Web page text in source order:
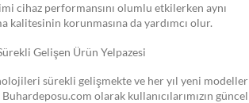
cihaz performansını olumlu etkilerken aynı
kalitesinin korunmasına da yardımcı olur.
Gelişen Ürün Yelpazesi
sürekli gelişmekte ve her yıl yeni modeller
Buhardeposu.com olarak kullanıcılarımızın güncel